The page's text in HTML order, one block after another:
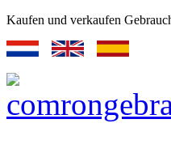
Kaufen und verkaufen